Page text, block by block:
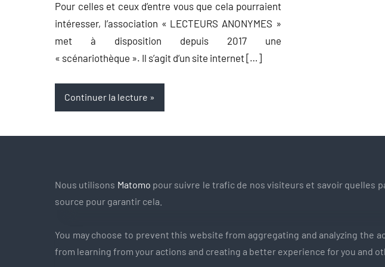
Pour celles et ceux d’entre vous que cela pourraient
intéresser, l’association « LECTEURS ANONYMES »
met à disposition depuis 2017 une
« scénariothèque ». Il s’agit d’un site internet […]
Continuer la lecture
Nous utilisons Matomo pour suivre le trafic de nos visiteurs et savoir quelles
source pour garantir cela.
You may choose to prevent this website from aggregating and analyzing
from learning from your actions and creating a better experience for you and